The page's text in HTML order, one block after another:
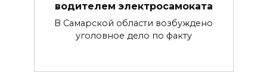
водителем электросамоката
В Самарской области возбуждено
уголовное дело по факту